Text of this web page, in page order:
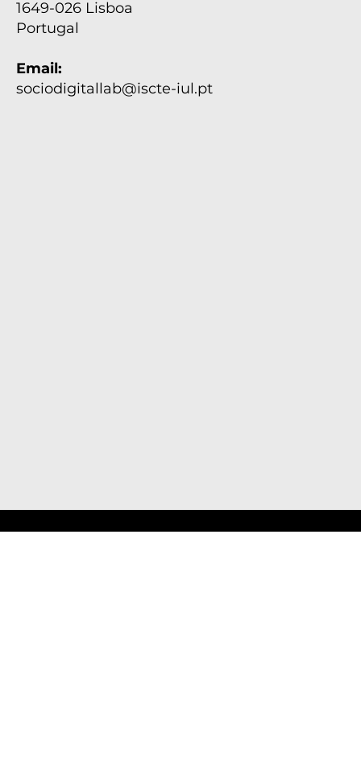
Contact
Iscte - University Institute of Lisbon
1649-026 Lisboa
Portugal